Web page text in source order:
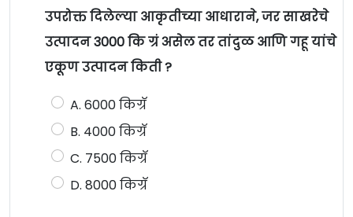
उपरोक्त दिलेल्या आकृतीच्या आधाराने, जर साखरेचे
उत्पादन 3000 कि ग्रं असेल तर तांदुळ आणि गहू यांचे
एकूण उत्पादन किती ?
A. 6000 किग्रॅ
B. 4000 किग्रॅ
C. 7500 किग्रॅ
D. 8000 किग्रॅ